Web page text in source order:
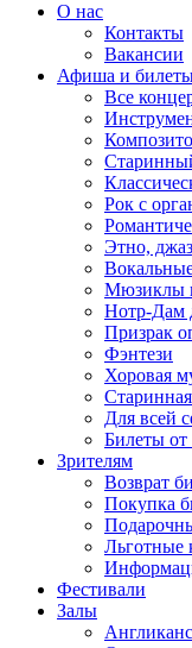
О нас
Контакты
Вакансии
Афиша и
Все
Рок с
Этно,
Мюзиклы
Нотр-Дам
Призрак
Фэнтези
Хоровая
Для всей
Билеты от
Зрителям
Возврат
Покупка
Льготные
Фестивали
Залы